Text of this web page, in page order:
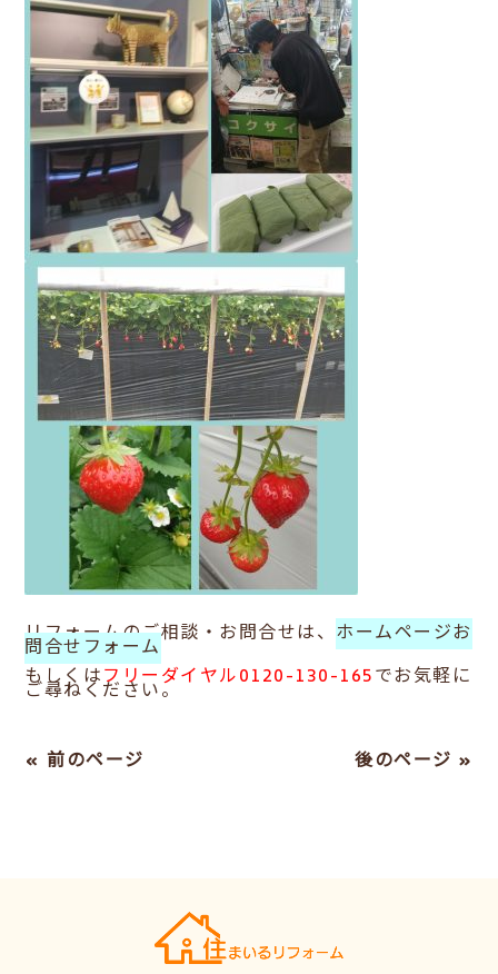
リフォームのご相談・お問合せは、 ホームページお
問合せフォーム
もしくはフリーダイヤル0120-130-165でお気軽に
ご尋ねください。
« 前のページ 後のページ »